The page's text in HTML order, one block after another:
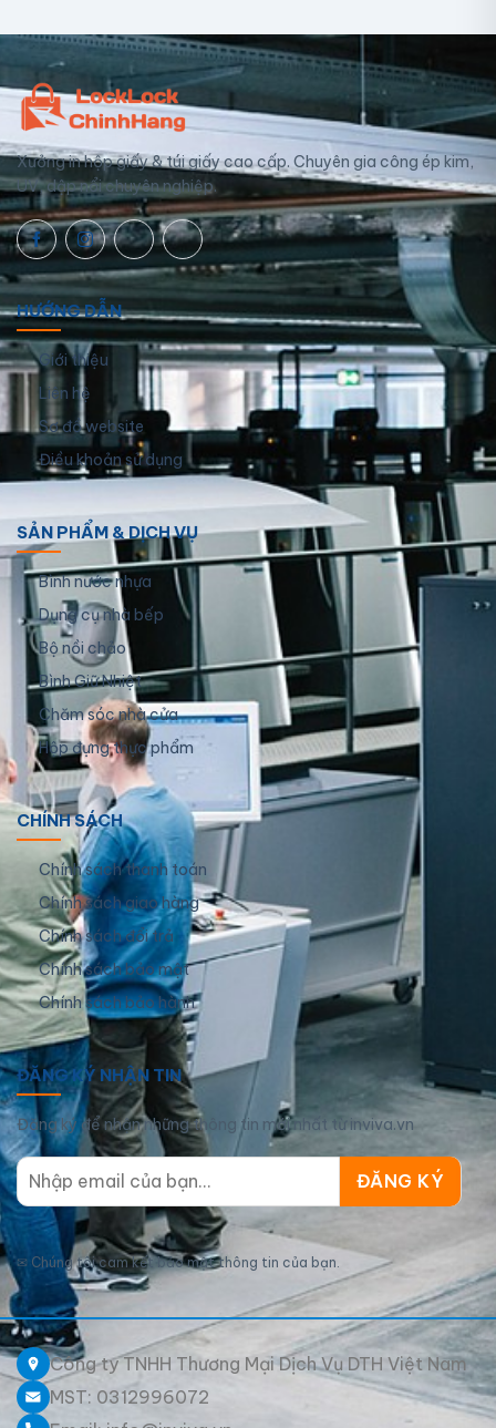
Xưởng in hộp giấy & túi giấy cao cấp. Chuyên gia công ép kim,
UV, dập nổi chuyên nghiệp.
HƯỚNG DẪN
Giới thiệu
Liên hệ
Sơ đồ website
Điều khoản sử dụng
SẢN PHẨM & DỊCH VỤ
Bình nước nhựa
Dụng cụ nhà bếp
Bộ nồi chảo
Bình Giữ Nhiệt
Chăm sóc nhà cửa
Hộp đựng thực phẩm
CHÍNH SÁCH
Chính sách thanh toán
Chính sách giao hàng
Chính sách đổi trả
Chính sách bảo mật
Chính sách bảo hành
ĐĂNG KÝ NHẬN TIN
Đăng ký để nhận những thông tin mới nhất từ inviva.vn
✉ Chúng tôi cam kết bảo mật thông tin của bạn.
Công ty TNHH Thương Mại Dịch Vụ DTH Việt Nam
MST: 0312996072